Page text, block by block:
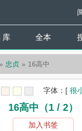
库 全本
忠贞 16高中
字体： [ 很
16高中（1 / 2）
加入书签